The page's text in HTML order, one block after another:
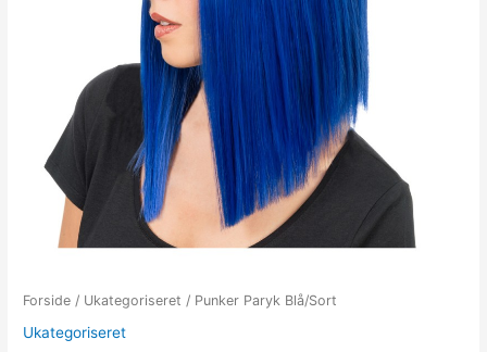
Forside / Ukategoriseret / Punker Paryk Blå/Sort
Ukategoriseret